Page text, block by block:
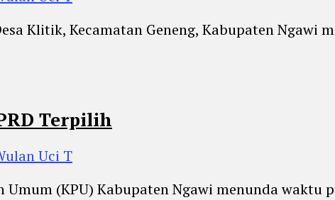
Klitik, Kecamatan Geneng, Kabupaten Ngawi
Terpilih
Uci T
Umum (KPU) Kabupaten Ngawi menunda